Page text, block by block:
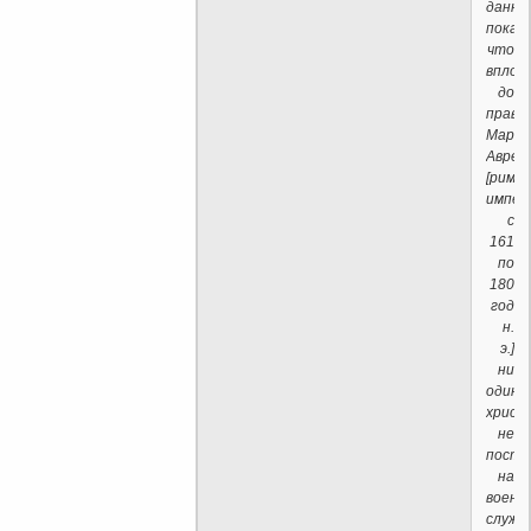
что
до
Марка
с
161
по
180
год
н.
э.]
ни
один
не
на